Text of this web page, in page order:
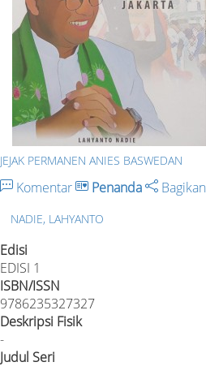
JEJAK PERMANEN ANIES BASWEDAN
Komentar Penanda Bagikan
NADIE, LAHYANTO
Edisi
EDISI 1
ISBN/ISSN
9786235327327
Deskripsi Fisik
-
Judul Seri